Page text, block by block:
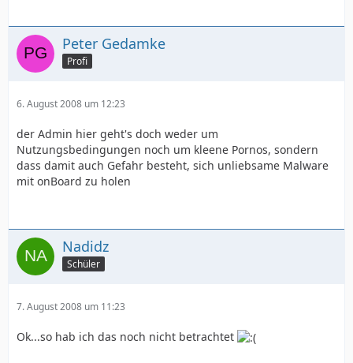
Peter Gedamke
Profi
6. August 2008 um 12:23
der Admin hier geht's doch weder um
Nutzungsbedingungen noch um kleene Pornos, sondern
dass damit auch Gefahr besteht, sich unliebsame Malware
mit onBoard zu holen
Nadidz
Schüler
7. August 2008 um 11:23
Ok...so hab ich das noch nicht betrachtet